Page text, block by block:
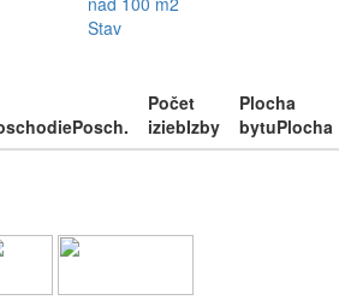
Stav
Posch.
Počet
iziebIzby
Plocha
bytuPlocha